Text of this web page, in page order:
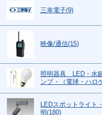
三幸電子(9)
映像/通信(15)
照明器具 LED・水
ンプ・（電球・ハロ
LEDスポットライト
明(180)